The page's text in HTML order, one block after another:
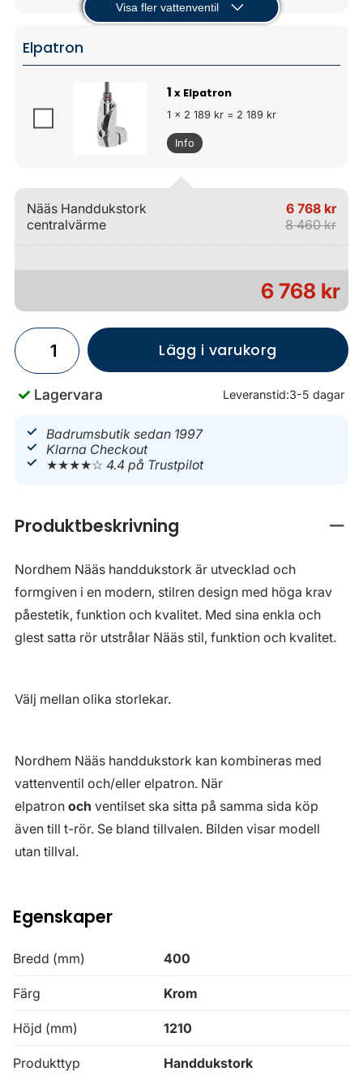
Visa fler vattenventil
Elpatron
1 x Elpatron
1 x 2 189 kr = 2 189 kr
Info
Nääs Handdukstork
centralvärme
6 768 kr
8 460 kr
6 768 kr
Lägg i varukorg
Lagervara Leveranstid:3-5 dagar
Badrumsbutik sedan 1997
Klarna Checkout
★★★★☆4.4 på Trustpilot
Produktbeskrivning
Nordhem Nääs handdukstork är utvecklad och
formgiven i en modern, stilren design med höga krav
påestetik, funktion och kvalitet. Med sina enkla och
glest satta rör utstrålar Nääs stil, funktion och kvalitet.
Välj mellan olika storlekar.
Nordhem Nääs handdukstork kan kombineras med
vattenventil och/eller elpatron. När
elpatron och ventilset ska sitta på samma sida köp
även till t-rör. Se bland tillvalen. Bilden visar modell
utan tillval.
Egenskaper
Bredd (mm) 400
Färg Krom
Höjd (mm) 1210
Produkttyp Handdukstork